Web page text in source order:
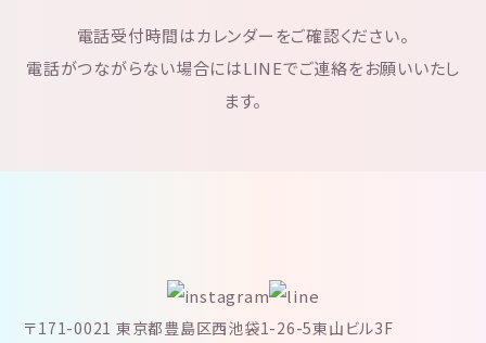
電話受付時間はカレンダーをご確認ください。
電話がつながらない場合にはLINEでご連絡をお願いいたし
ます。
〒171-0021 東京都豊島区西池袋1-26-5東山ビル3F